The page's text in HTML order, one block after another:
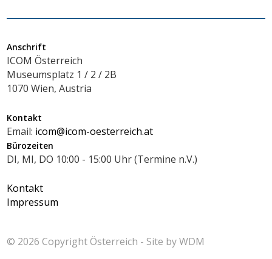
Anschrift
ICOM Österreich
Museumsplatz 1 / 2 / 2B
1070 Wien, Austria
Kontakt
Email: icom@icom-oesterreich.at
Bürozeiten
DI, MI, DO 10:00 - 15:00 Uhr (Termine n.V.)
Kontakt
Impressum
© 2026 CopyrightÖsterreich - Site byWDM